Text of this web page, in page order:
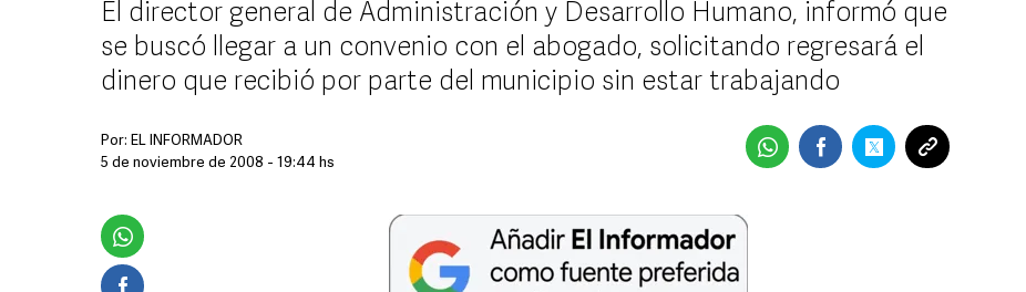
El director general de Administración y Desarrollo Humano, informó que
se buscó llegar a un convenio con el abogado, solicitando regresará el
dinero que recibió por parte del municipio sin estar trabajando
Por: EL INFORMADOR
5 de noviembre de 2008 - 19:44 hs